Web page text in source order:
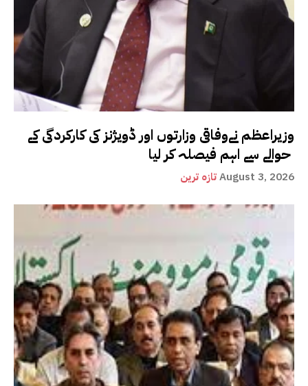
وزیراعظم نےوفاقی وزارتوں اور ڈویژنز کی کارکردگی کے
تازہ ترینAugust 3, 2026